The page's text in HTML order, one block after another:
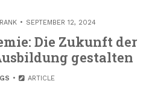
SEPTEMBER 12, 2024
Die Zukunft der
gestalten
ARTICLE